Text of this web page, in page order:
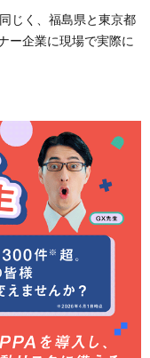
じく、福島県と東京都
ー企業に現場で実際に